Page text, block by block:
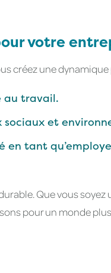
votre
créez une
au travail.
et
tant
Que vous
pour un monde